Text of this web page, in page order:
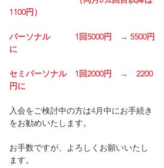
1100円）
パーソナル　　　1回5000円　→ 5500円
に
セミパーソナル　1回2000円　→　2200
円に
入会をご検討中の方は4月中にお手続き
をお勧めいたします。
お手数ですが、よろしくお願いいたし
ます。